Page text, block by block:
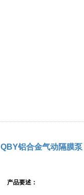
QBY铝合金气动隔膜泵
产品要述：